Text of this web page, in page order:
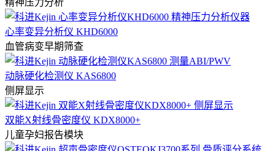
心率变异分析仪 KHD6000
血管病变早期筛查
动脉硬化检测仪 KAS6800
侧屏显示
双能X射线骨密度仪 KDX8000+
儿童孕妇报告模块